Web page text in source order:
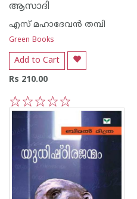
ആസാദി
എസ് മഹാദേവന്‍ തമ്പി
Green Books
Add to Cart
Rs 210.00
4
3
2
1